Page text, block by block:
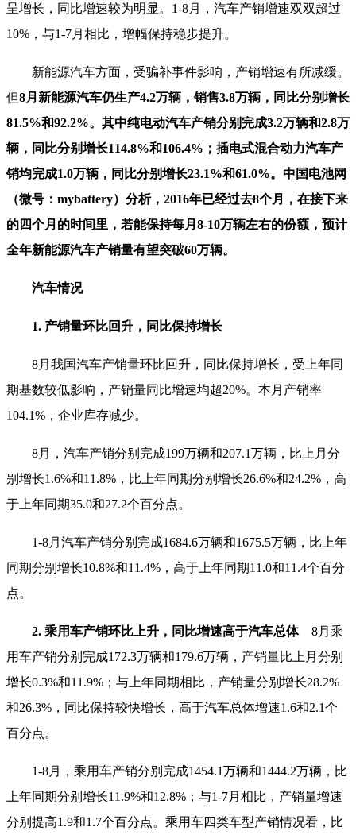
呈增长，同比增速较为明显。1-8月，汽车产销增速双双超过
10%，与1-7月相比，增幅保持稳步提升。
新能源汽车方面，受骗补事件影响，产销增速有所减缓。
但8月新能源汽车仍生产4.2万辆，销售3.8万辆，同比分别增长
81.5%和92.2%。其中纯电动汽车产销分别完成3.2万辆和2.8万
辆，同比分别增长114.8%和106.4%；插电式混合动力汽车产
销均完成1.0万辆，同比分别增长23.1%和61.0%。中国电池网
（微号：mybattery）分析，2016年已经过去8个月，在接下来
的四个月的时间里，若能保持每月8-10万辆左右的份额，预计
全年新能源汽车产销量有望突破60万辆。
汽车情况
1. 产销量环比回升，同比保持增长
8月我国汽车产销量环比回升，同比保持增长，受上年同
期基数较低影响，产销量同比增速均超20%。本月产销率
104.1%，企业库存减少。
8月，汽车产销分别完成199万辆和207.1万辆，比上月分
别增长1.6%和11.8%，比上年同期分别增长26.6%和24.2%，高
于上年同期35.0和27.2个百分点。
1-8月汽车产销分别完成1684.6万辆和1675.5万辆，比上年
同期分别增长10.8%和11.4%，高于上年同期11.0和11.4个百分
点。
2. 乘用车产销环比上升，同比增速高于汽车总体8月乘
用车产销分别完成172.3万辆和179.6万辆，产销量比上月分别
增长0.3%和11.9%；与上年同期相比，产销量分别增长28.2%
和26.3%，同比保持较快增长，高于汽车总体增速1.6和2.1个
百分点。
1-8月，乘用车产销分别完成1454.1万辆和1444.2万辆，比
上年同期分别增长11.9%和12.8%；与1-7月相比，产销量增速
分别提高1.9和1.7个百分点。乘用车四类车型产销情况看，比